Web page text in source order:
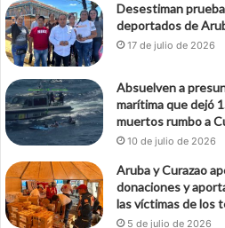
Desestiman
deportados de
17 de julio de 2026
Absuelven a
marítima que dejó
muertos rumbo a
10 de julio de 2026
Aruba y Curazao
donaciones y
las víctimas de los
5 de julio de 2026